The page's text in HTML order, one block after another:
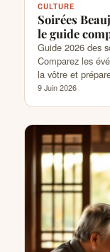
CULTURE
Soirées
le guide
Guide 2026 des
Comparez les
la vôtre et
9 Juin 2026